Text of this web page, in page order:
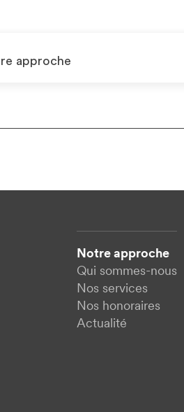
approche
Notre approche
Qui sommes-nous
Nos services
Nos honoraires
Actualité